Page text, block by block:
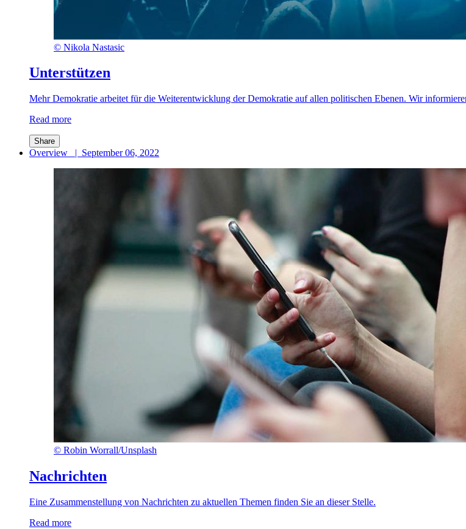
© Nikola Nastasic
Unterstützen
Mehr Demokratie arbeitet für die Weiterentwicklung der Demokratie auf allen politischen Ebenen. Wir
Read more
Share
Overview | September 06, 2022
© Robin Worrall/Unsplash
Nachrichten
Eine Zusammenstellung von Nachrichten zu aktuellen Themen finden Sie an dieser Stelle.
Read more